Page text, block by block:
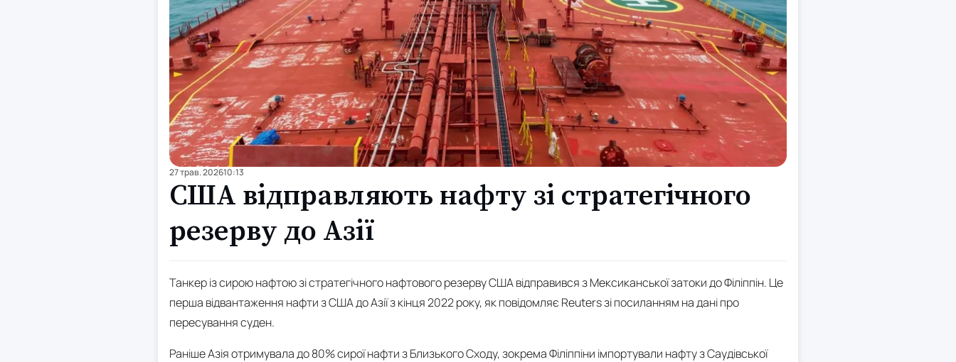
27 трав. 202610:13
США відправляють нафту зі стратегічного
резерву до Азії
Танкер із сирою нафтою зі стратегічного нафтового резерву США відправився з Мексиканської затоки до Філіппін. Це
перша відвантаження нафти з США до Азії з кінця 2022 року, як повідомляє Reuters зі посиланням на дані про
пересування суден.
Раніше Азія отримувала до 80% сирої нафти з Близького Сходу, зокрема Філіппіни імпортували нафту з Саудівської